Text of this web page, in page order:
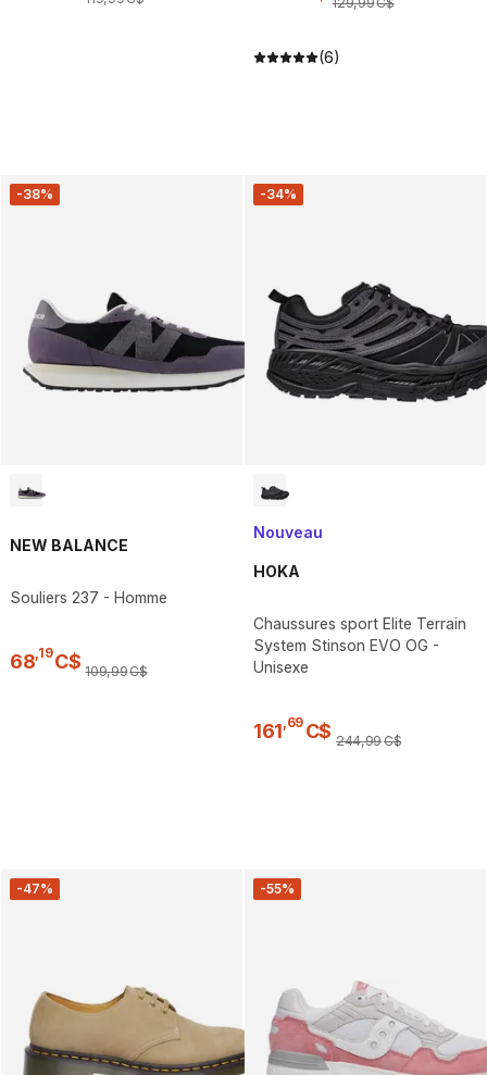
(6)
-38%
NEW BALANCE
Souliers 237 - Homme
68 19C$ 109,99C$
-34%
Nouveau
HOKA
Chaussures sport Elite Terrain
System Stinson EVO OG -
Unisexe
161 69 C$ 244,99C$
-47% -55%